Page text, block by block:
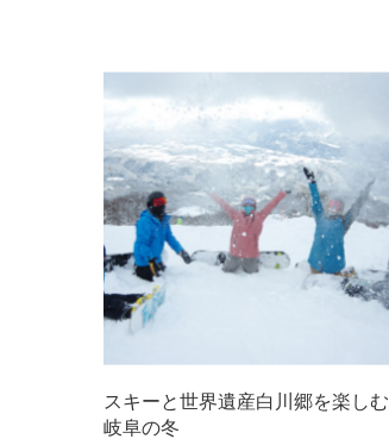
スキーと世界遺産白川郷を楽しむ
岐阜の冬